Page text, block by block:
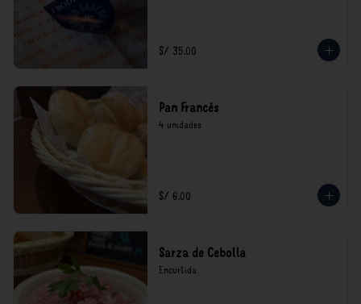
S/ 35.00
Pan Francés
4 unidades
S/ 6.00
Sarza de Cebolla
Encurtida